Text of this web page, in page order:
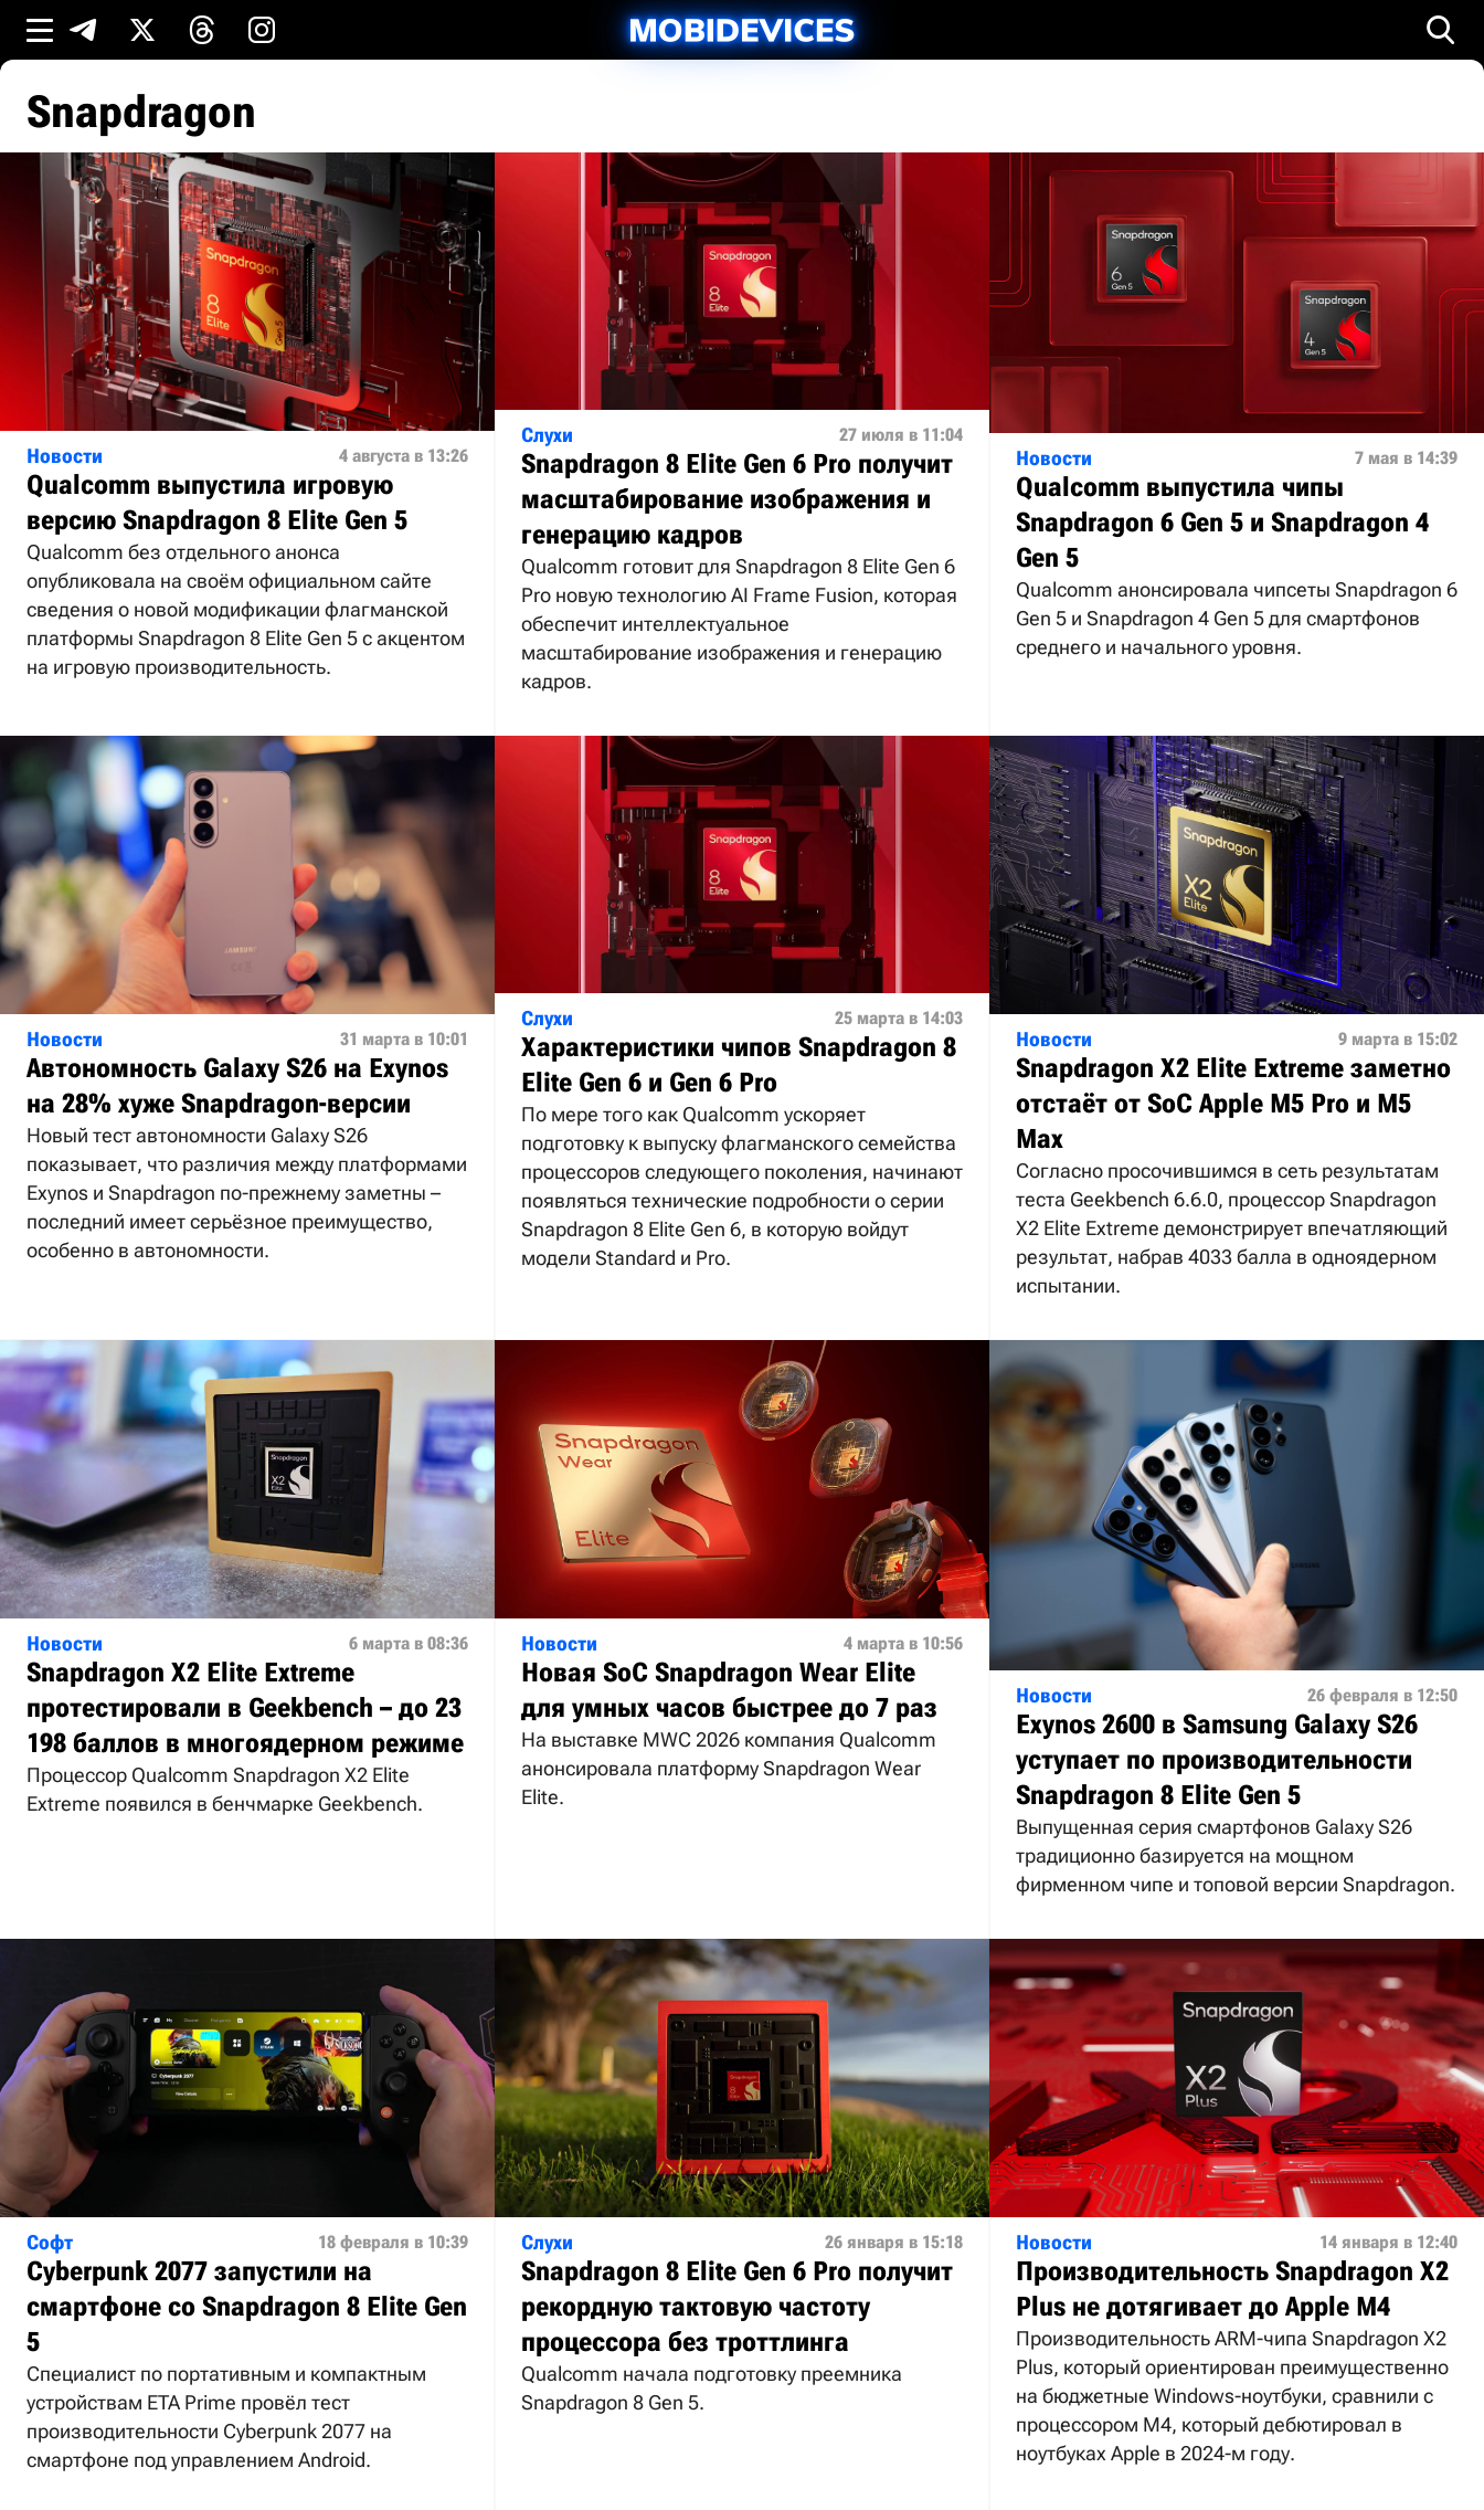
Snapdragon
Новости 4 августа в 13:26
Qualcomm выпустила игровую
версию Snapdragon 8 Elite Gen 5
Qualcomm без отдельного анонса
опубликовала на своём официальном сайте
сведения о новой модификации флагманской
платформы Snapdragon 8 Elite Gen 5 с акцентом
на игровую производительность.
Слухи 27 июля в 11:04
Snapdragon 8 Elite Gen 6 Pro получит
масштабирование изображения и
генерацию кадров
Qualcomm готовит для Snapdragon 8 Elite Gen 6
Pro новую технологию AI Frame Fusion, которая
обеспечит интеллектуальное
масштабирование изображения и генерацию
кадров.
Новости 7 мая в 14:39
Qualcomm выпустила чипы
Snapdragon 6 Gen 5 и Snapdragon 4
Gen 5
Qualcomm анонсировала чипсеты Snapdragon 6
Gen 5 и Snapdragon 4 Gen 5 для смартфонов
среднего и начального уровня.
Новости 31 марта в 10:01
Автономность Galaxy S26 на Exynos
на 28% хуже Snapdragon-версии
Новый тест автономности Galaxy S26
показывает, что различия между платформами
Exynos и Snapdragon по-прежнему заметны –
последний имеет серьёзное преимущество,
особенно в автономности.
Слухи 25 марта в 14:03
Характеристики чипов Snapdragon 8
Elite Gen 6 и Gen 6 Pro
По мере того как Qualcomm ускоряет
подготовку к выпуску флагманского семейства
процессоров следующего поколения, начинают
появляться технические подробности о серии
Snapdragon 8 Elite Gen 6, в которую войдут
модели Standard и Pro.
Новости 9 марта в 15:02
Snapdragon X2 Elite Extreme заметно
отстаёт от SoC Apple M5 Pro и M5
Max
Согласно просочившимся в сеть результатам
теста Geekbench 6.6.0, процессор Snapdragon
X2 Elite Extreme демонстрирует впечатляющий
результат, набрав 4033 балла в одноядерном
испытании.
Новости 6 марта в 08:36
Snapdragon X2 Elite Extreme
протестировали в Geekbench – до 23
198 баллов в многоядерном режиме
Процессор Qualcomm Snapdragon X2 Elite
Extreme появился в бенчмарке Geekbench.
Новости 4 марта в 10:56
Новая SoC Snapdragon Wear Elite
для умных часов быстрее до 7 раз
На выставке MWC 2026 компания Qualcomm
анонсировала платформу Snapdragon Wear
Elite.
Новости 26 февраля в 12:50
Exynos 2600 в Samsung Galaxy S26
уступает по производительности
Snapdragon 8 Elite Gen 5
Выпущенная серия смартфонов Galaxy S26
традиционно базируется на мощном
фирменном чипе и топовой версии Snapdragon.
Софт 18 февраля в 10:39
Cyberpunk 2077 запустили на
смартфоне со Snapdragon 8 Elite Gen
5
Специалист по портативным и компактным
устройствам ETA Prime провёл тест
производительности Cyberpunk 2077 на
смартфоне под управлением Android.
Слухи 26 января в 15:18
Snapdragon 8 Elite Gen 6 Pro получит
рекордную тактовую частоту
процессора без троттлинга
Qualcomm начала подготовку преемника
Snapdragon 8 Gen 5.
Новости 14 января в 12:40
Производительность Snapdragon X2
Plus не дотягивает до Apple M4
Производительность ARM-чипа Snapdragon X2
Plus, который ориентирован преимущественно
на бюджетные Windows-ноутбуки, сравнили с
процессором M4, который дебютировал в
ноутбуках Apple в 2024-м году.